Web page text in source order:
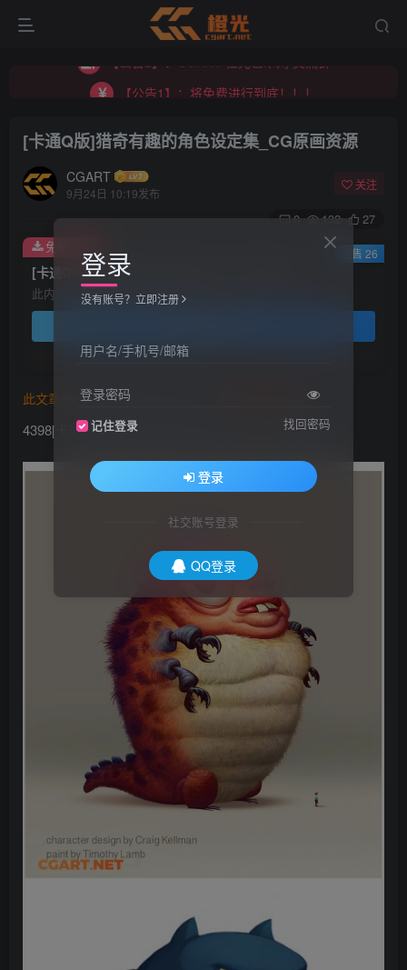
【公告1】：将免费进行到底！！！
[卡通Q版]猎奇有趣的角色设定集_CG原画资源
CGART
9月24日 10:19发布
关注
0 132 27
[卡通Q版]猎奇有趣的角色设定集_CG原画资源
此内容为免费资源，请登录后查看
免费资源 已售 26
此文章由 橙光艺术网(www.cgart.net)
4398[卡通Q版]猎奇有趣的角色设定集_CG原画资源
登录
没有账号？立即注册
用户名/手机号/邮箱
登录密码
记住登录 找回密码
登录
社交账号登录
QQ登录